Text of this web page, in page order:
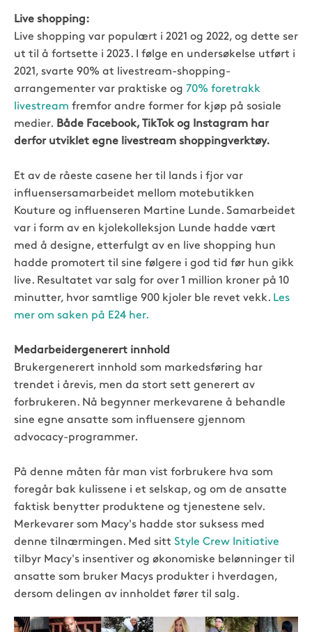
Live shopping:
Live shopping var populært i 2021 og 2022, og dette ser
ut til å fortsette i 2023. I følge en undersøkelse utført i
2021, svarte 90% at livestream-shopping-
arrangementer var praktiske og 70% foretrakk
livestream fremfor andre former for kjøp på sosiale
medier. Både Facebook, TikTok og Instagram har
derfor utviklet egne livestream shoppingverktøy.
Et av de råeste casene her til lands i fjor var
influensersamarbeidet mellom motebutikken
Kouture og influenseren Martine Lunde. Samarbeidet
var i form av en kjolekolleksjon Lunde hadde vært
med å designe, etterfulgt av en live shopping hun
hadde promotert til sine følgere i god tid før hun gikk
live. Resultatet var salg for over 1 million kroner på 10
minutter, hvor samtlige 900 kjoler ble revet vekk. Les
mer om saken på E24 her.
Medarbeidergenerert innhold
Brukergenerert innhold som markedsføring har
trendet i årevis, men da stort sett generert av
forbrukeren. Nå begynner merkevarene å behandle
sine egne ansatte som influensere gjennom
advocacy-programmer.
På denne måten får man vist forbrukere hva som
foregår bak kulissene i et selskap, og om de ansatte
faktisk benytter produktene og tjenestene selv.
Merkevarer som Macy's hadde stor suksess med
denne tilnærmingen. Med sitt Style Crew Initiative
tilbyr Macy's insentiver og økonomiske belønninger til
ansatte som bruker Macys produkter i hverdagen,
dersom delingen av innholdet fører til salg.